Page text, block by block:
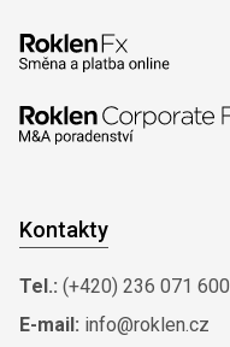
Kontakty
Tel.: (+420) 236 071 600
E-mail: info@roklen.cz